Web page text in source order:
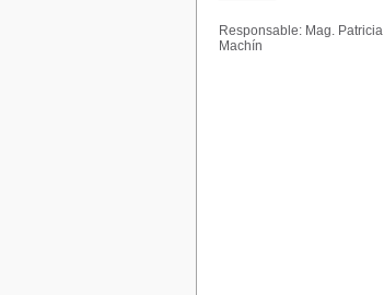
Responsable: Mag. Patricia
Machín